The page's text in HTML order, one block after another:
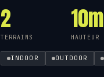
2
TERRAINS
10m
HAUTEUR
INDOOR OUTDOOR